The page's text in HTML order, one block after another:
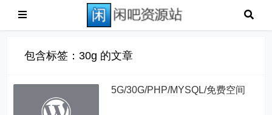
包含标签：30g 的文章
5G/30G/PHP/MYSQL/免费空间